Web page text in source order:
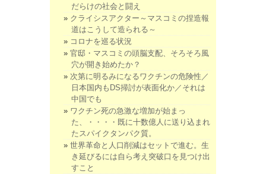
だらけの社会と闘え
クライシスアクター～マスコミの捏造報
道はこうして造られる～
コロナを巡る状況
官邸・マスコミの頭脳支配、そろそろ風
穴が開き始めたか？
次第に明るみになるワクチンの危険性／
日本国内もDS掃討が表面化か／それは
中国でも
ワクチン死の急激な増加が始まっ
た、・・・・既に十数億人に送り込まれ
たスパイクタンパク質。
世界革命と人口削減はセットで進む。生
き延びるには自ら考え突破口を見つけ出
すこと